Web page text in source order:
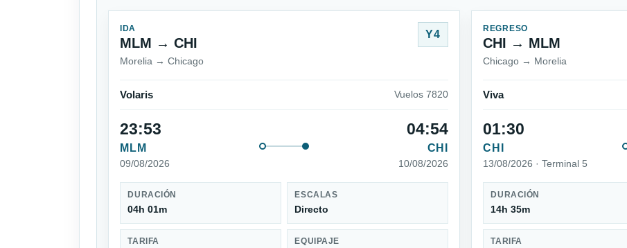
IDA
MLM → CHI
Morelia → Chicago
Y4
Volaris Vuelos 7820
23:53
MLM
09/08/2026
04:54
CHI
10/08/2026
DURACIÓN
04h 01m
ESCALAS
Directo
TARIFA
EQUIPAJE
REGRESO
CHI → MLM
Chicago → Morelia
Viva
01:30
CHI
13/08/2026 · Terminal 5
DURACIÓN
14h 35m
TARIFA